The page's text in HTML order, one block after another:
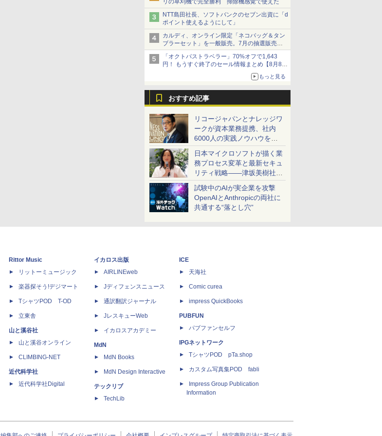
リの草刈機で完全勝利 掃除機感覚で使えた
NTT島田社長、ソフトバンクのセブン出資に「d
ポイント使えるようにして」
カルディ、オンライン限定「ネコバッグ＆タン
ブラーセット」を一般販売。7月の抽選販売の
当選無効分
「オクトパストラベラー」70%オフで1,643
円！ もうすぐ終了のセール情報まとめ【8月8日
ニンテンドーeショップでは「大神 絶景版」が
もっと見る
おすすめ記事
リコージャパンとナレッジワ
ークが資本業務提携、社内
6000人の実践ノウハウを生
かした「AI商談記録 for
RICOH」を展開へ
日本マイクロソフトが描く業
務プロセス変革と最新セキュ
リティ戦略――津坂美樹社長
が2027年度戦略を説明
試験中のAIが実企業を攻撃
OpenAIとAnthropicの両社に
共通する“落とし穴”
Rittor Music
リットーミュージック
楽器探そう!デジマート
TシャツPOD T-OD
立東舎
山と溪谷社
山と溪谷オンライン
CLIMBING-NET
近代科学社
近代科学社Digital
イカロス出版
AIRLINEweb
Jディフェンスニュース
通訳翻訳ジャーナル
JレスキューWeb
イカロスアカデミー
MdN
MdN Books
MdN Design Interactive
テックリブ
TechLib
ICE
天海社
Comic curea
impress QuickBooks
PUBFUN
パブファンセルフ
IPGネットワーク
TシャツPOD pTa.shop
カスタム写真集POD fabli
Impress Group Publication
Information